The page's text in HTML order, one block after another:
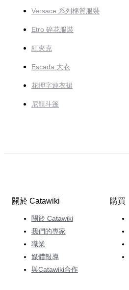
Versace 系列棉質服裝
Etro 碎花服裝
紅夾克
Escada 大衣
花押字連衣裙
尼龍斗篷
關於 Catawiki
關於 Catawiki
我們的專家
職業
媒體報導
與Catawiki合作
購買